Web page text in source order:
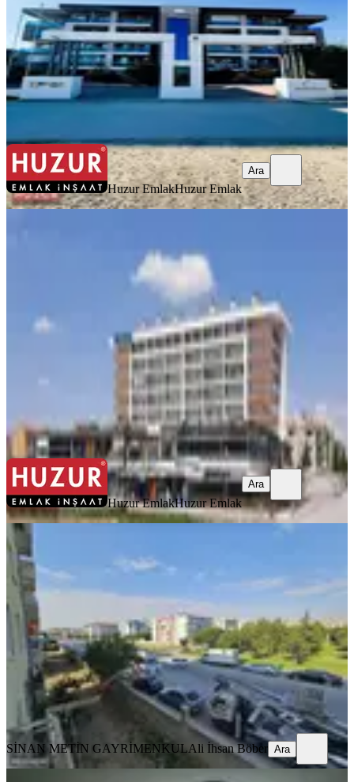
19.500 ₺
Huzur EmlakHuzur Emlak
Huzur EmlakHuzur Emlak
Ara
Kiralık 1+1 Eşyalı Daire
Konya, Selçuklu
4. Kat 08.08.2026
20.000 ₺
Huzur Emlak
Ara
Huzur EmlakHuzur Emlak
Ara
YENİ
Karşısı Yazırda Kiralık Daire
Konya, Selçuklu
3+1·125 m²·2. Kat·08.08.2026
24.000 ₺
SİNAN METİN GAYRİMENKULAli İhsan Böber
SİNAN METİN GAYRİMENKULAli İhsan Böber Ara